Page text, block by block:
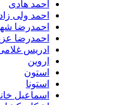
احمد هادی
احمد ولی زاده
احمدرضا شهریاری
احمدرضا عزیزی
ادریس غلامی
اروین
استون
استونا
اسماعیل خانزاده